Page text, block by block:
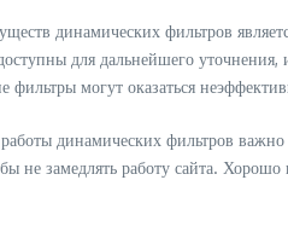
динамических фильтров
для дальнейшего
фильтры могут оказаться
динамических фильтров
не замедлять работу сайта. Хорошо